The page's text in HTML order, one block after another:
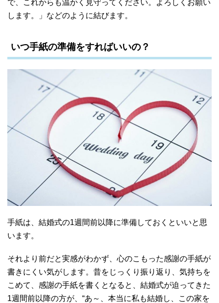
で、これからも温かく見守ってください。よろしくお願い
します。」などのように結びます。
いつ手紙の準備をすればいいの？
手紙は、結婚式の1週間前以降に準備しておくといいと思
います。
それより前だと実感がわかず、心のこもった感謝の手紙が
書きにくい気がします。昔をじっくり振り返り、気持ちを
こめて、感謝の手紙を書くとなると、結婚式が迫ってきた
1週間前以降の方が、“あ～、本当に私も結婚し、この家を